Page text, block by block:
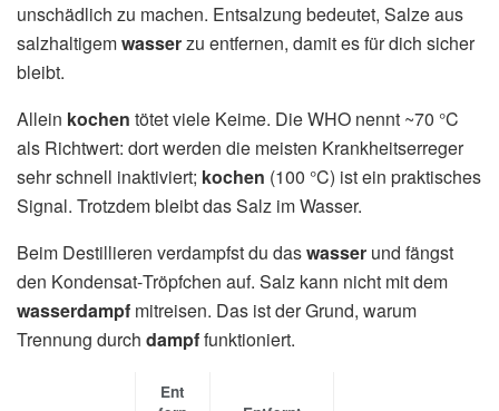
unschädlich zu machen. Entsalzung bedeutet, Salze aus
salzhaltigemwasserzu entfernen, damit es für dich sicher
bleibt.
Allein kochen tötet viele Keime. Die WHO nennt ~70 °C
als Richtwert: dort werden die meisten Krankheitserreger
sehr schnell inaktiviert; kochen (100 °C) ist ein praktisches
Signal. Trotzdem bleibt das Salz im Wasser.
Beim Destillieren verdampfst du daswasser und fängst
den Kondensat‑Tröpfchen auf. Salz kann nicht mit dem
wasserdampf mitreisen. Das ist der Grund, warum
Trennung durch dampffunktioniert.
Ent